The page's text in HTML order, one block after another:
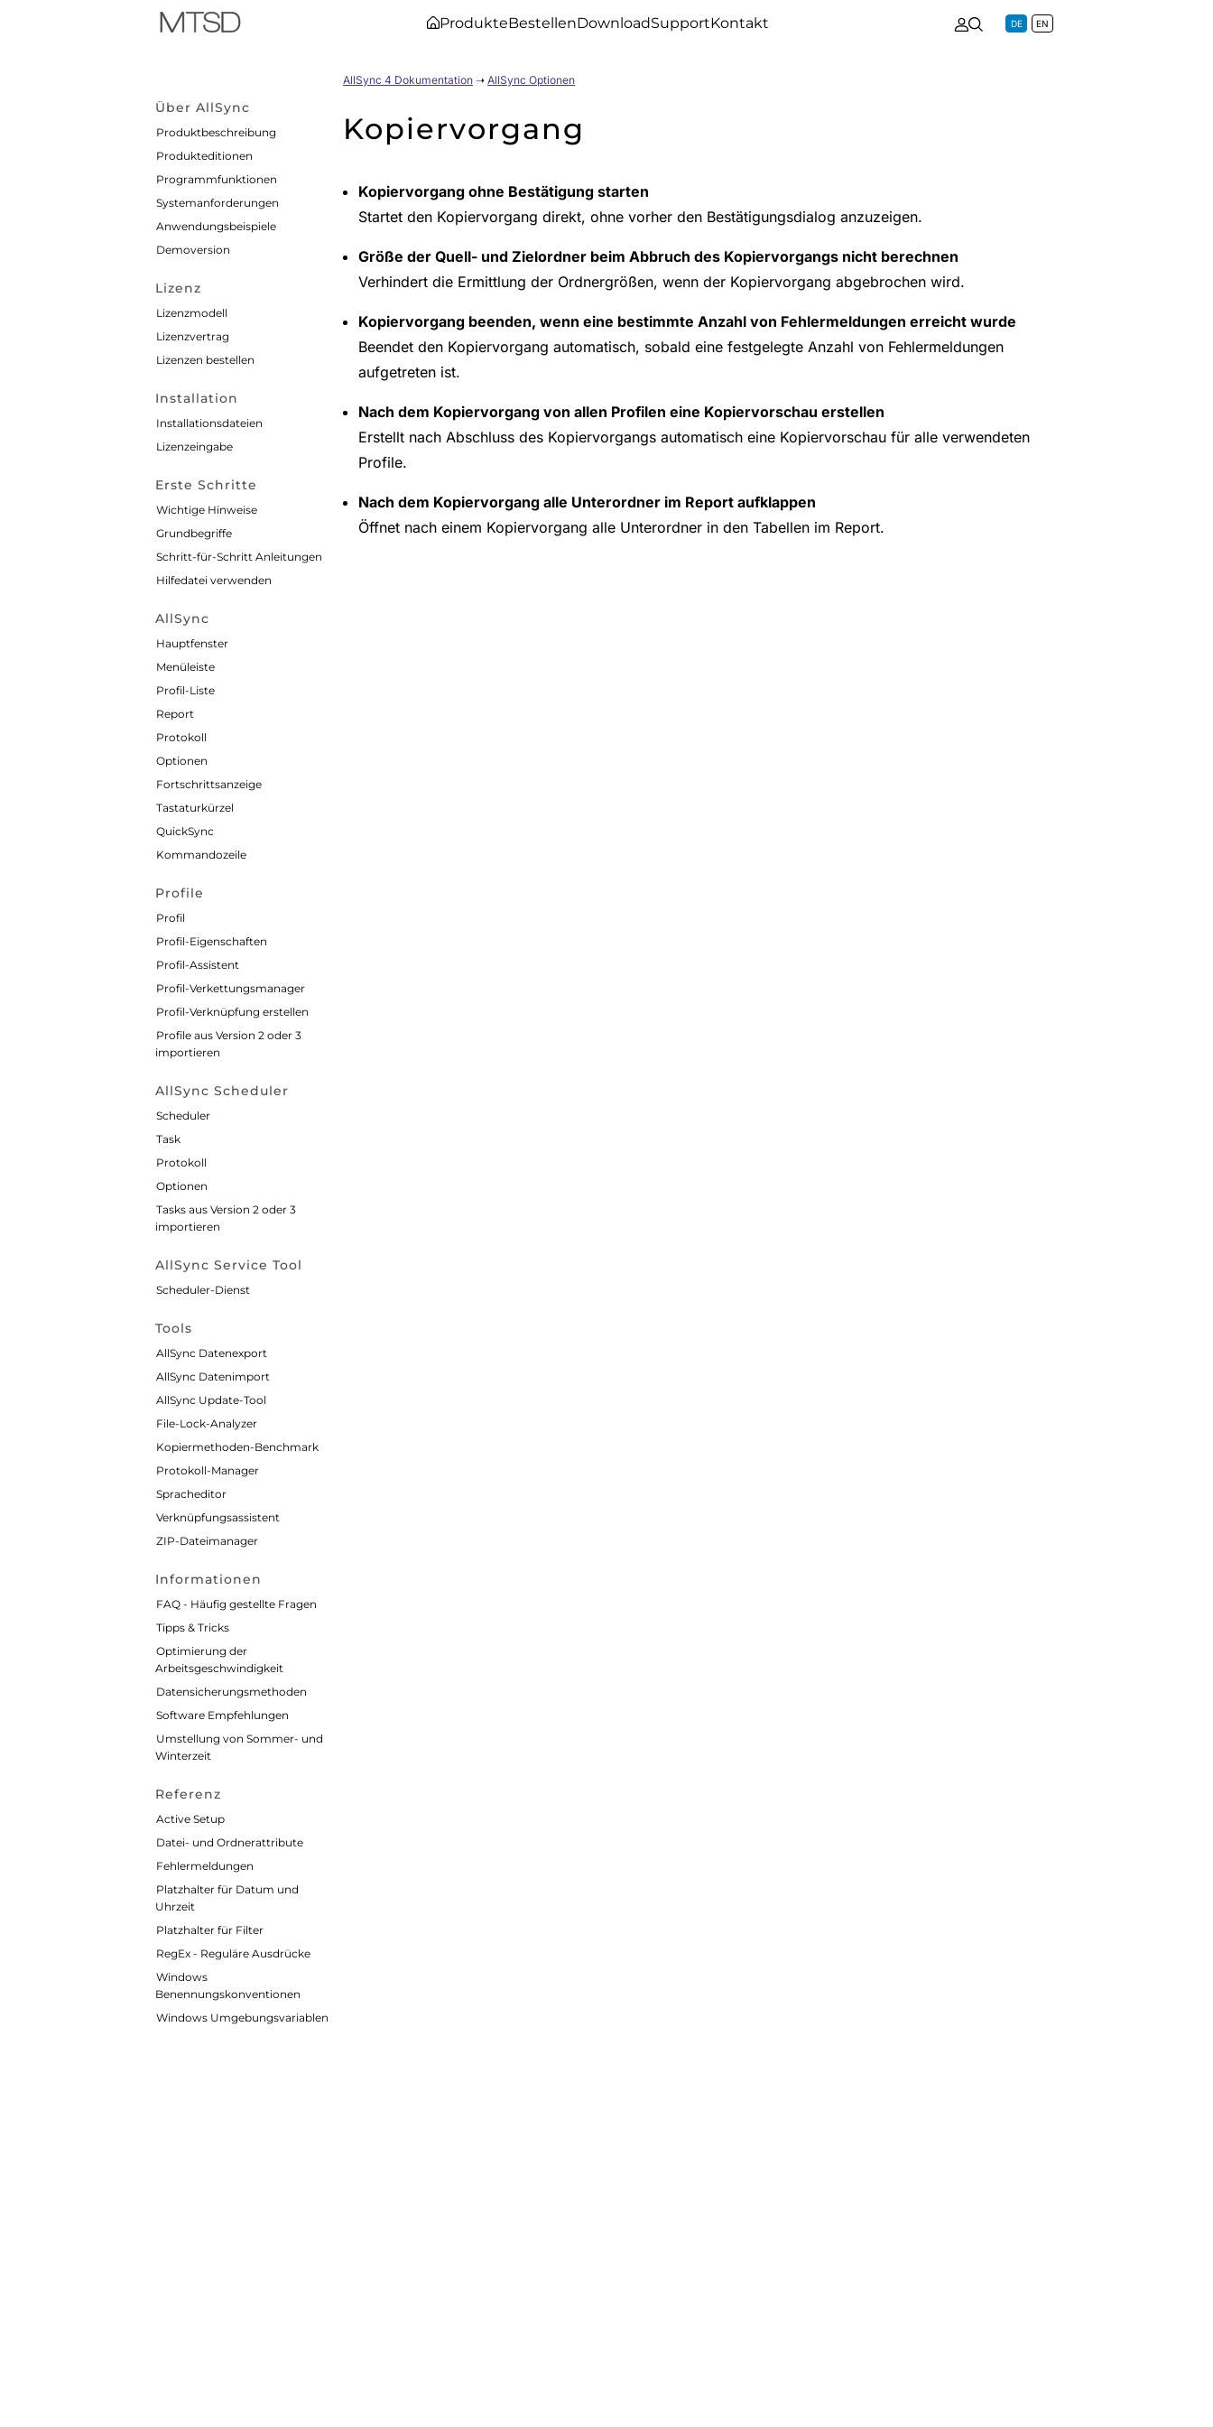
ProdukteBestellenDownloadSupportKontakt DE EN
Über AllSync
Produktbeschreibung
Produkteditionen
Programmfunktionen
Systemanforderungen
Anwendungsbeispiele
Demoversion
Lizenz
Lizenzmodell
Lizenzvertrag
Lizenzen bestellen
Installation
Installationsdateien
Lizenzeingabe
Erste Schritte
Wichtige Hinweise
Grundbegriffe
Schritt-für-Schritt Anleitungen
Hilfedatei verwenden
AllSync
Hauptfenster
Menüleiste
Profil-Liste
Report
Protokoll
Optionen
Fortschrittsanzeige
Tastaturkürzel
QuickSync
Kommandozeile
Profile
Profil
Profil-Eigenschaften
Profil-Assistent
Profil-Verkettungsmanager
Profil-Verknüpfung erstellen
Profile aus Version 2 oder 3
importieren
AllSync Scheduler
Scheduler
Task
Protokoll
Optionen
Tasks aus Version 2 oder 3
importieren
AllSync Service Tool
Scheduler-Dienst
Tools
AllSync Datenexport
AllSync Datenimport
AllSync Update-Tool
File-Lock-Analyzer
Kopiermethoden-Benchmark
Protokoll-Manager
Spracheditor
Verknüpfungsassistent
ZIP-Dateimanager
Informationen
FAQ - Häufig gestellte Fragen
Tipps & Tricks
Optimierung der
Arbeitsgeschwindigkeit
Datensicherungsmethoden
Software Empfehlungen
Umstellung von Sommer- und
Winterzeit
Referenz
Active Setup
Datei- und Ordnerattribute
Fehlermeldungen
Platzhalter für Datum und
Uhrzeit
Platzhalter für Filter
RegEx - Reguläre Ausdrücke
Windows
Benennungskonventionen
Windows Umgebungsvariablen
AllSync 4 Dokumentation ➝ AllSync Optionen
Kopiervorgang
Kopiervorgang ohne Bestätigung starten
Startet den Kopiervorgang direkt, ohne vorher den Bestätigungsdialog anzuzeigen.
Größe der Quell- und Zielordner beim Abbruch des Kopiervorgangs nicht berechnen
Verhindert die Ermittlung der Ordnergrößen, wenn der Kopiervorgang abgebrochen wird.
Kopiervorgang beenden, wenn eine bestimmte Anzahl von Fehlermeldungen erreicht wurde
Beendet den Kopiervorgang automatisch, sobald eine festgelegte Anzahl von Fehlermeldungen
aufgetreten ist.
Nach dem Kopiervorgang von allen Profilen eine Kopiervorschau erstellen
Erstellt nach Abschluss des Kopiervorgangs automatisch eine Kopiervorschau für alle verwendeten
Profile.
Nach dem Kopiervorgang alle Unterordner im Report aufklappen
Öffnet nach einem Kopiervorgang alle Unterordner in den Tabellen im Report.